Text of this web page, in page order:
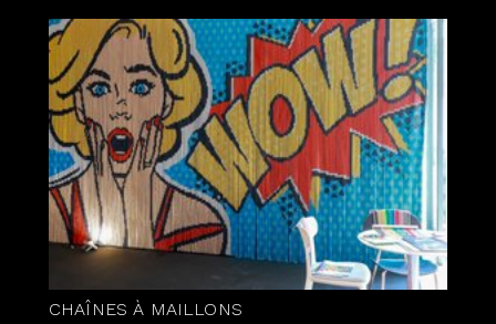
CHAÎNES À MAILLONS